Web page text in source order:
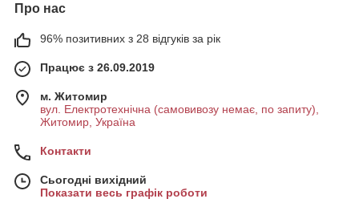
Про нас
96% позитивних з 28 відгуків за рік
Працює з 26.09.2019
м. Житомир
вул. Електротехнічна (самовивозу немає, по запиту),
Житомир, Україна
Контакти
Сьогодні вихідний
Показати весь графік роботи